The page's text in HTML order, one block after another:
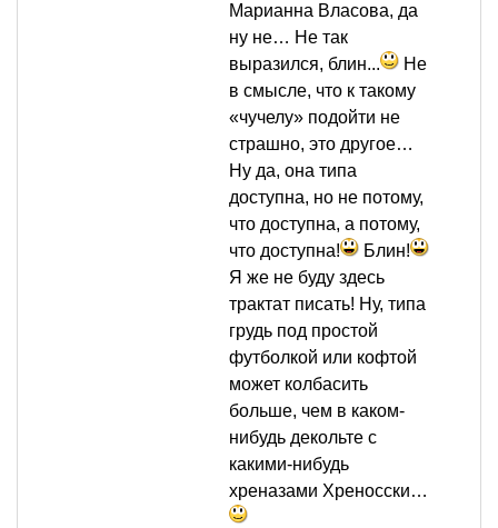
Марианна Власова, да
ну не… Не так
выразился, блин...
Не
в смысле, что к такому
«чучелу» подойти не
страшно, это другое…
Ну да, она типа
доступна, но не потому,
что доступна, а потому,
что доступна!
Блин!
Я же не буду здесь
трактат писать! Ну, типа
грудь под простой
футболкой или кофтой
может колбасить
больше, чем в каком-
нибудь декольте с
какими-нибудь
хреназами Хреносски…